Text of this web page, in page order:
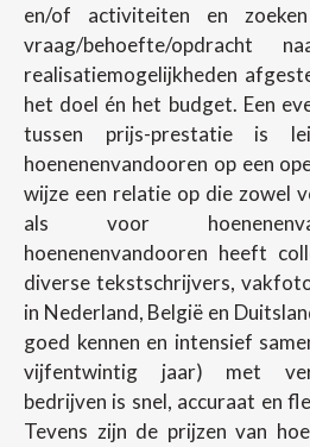
en/of activiteiten en
vraag/behoefte/opdracht
realisatiemogelijkheden
het doel én het budget. Een
tussen prijs-prestatie is
hoenenenvandooren op een
wijze een relatie op die zowel
als voor
hoenenenvandooren heeft
diverse tekstschrijvers,
in Nederland, België en
goed kennen en intensief
vijfentwintig jaar) met
bedrijven is snel, accuraat en
Tevens zijn de prijzen van